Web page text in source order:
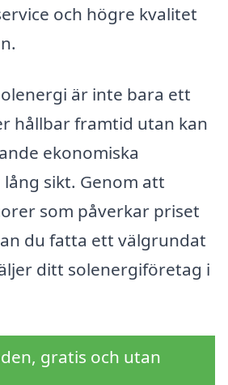
och högre kvalitet
är inte bara ett
hållbar framtid utan kan
ekonomiska
sikt. Genom att
som påverkar priset
du fatta ett välgrundat
ditt solenergiföretag i
gratis och utan